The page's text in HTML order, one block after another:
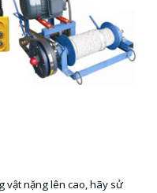
vật nặng lên cao, hãy sử